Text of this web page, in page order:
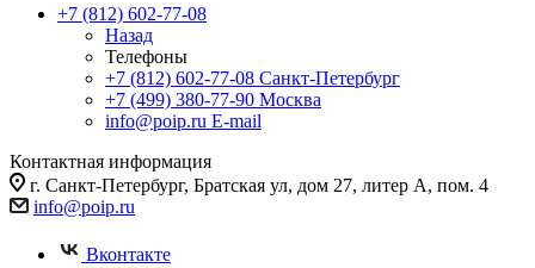
+7 (812) 602-77-08
Назад
Телефоны
+7 (812) 602-77-08 Санкт-Петербург
+7 (499) 380-77-90 Москва
info@poip.ru E-mail
Контактная информация
г. Санкт-Петербург, Братская ул, дом 27, литер А, пом. 4
info@poip.ru
Вконтакте